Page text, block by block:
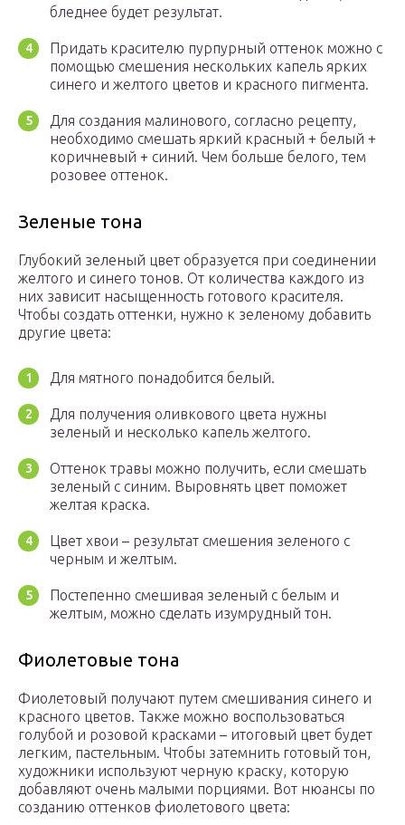
бледнее будет результат.
Придать красителю пурпурный оттенок можно с
помощью смешения нескольких капель ярких
синего и желтого цветов и красного пигмента.
Для создания малинового, согласно рецепту,
необходимо смешать яркий красный + белый +
коричневый + синий. Чем больше белого, тем
розовее оттенок.
Зеленые тона
Глубокий зеленый цвет образуется при соединении
желтого и синего тонов. От количества каждого из
них зависит насыщенность готового красителя.
Чтобы создать оттенки, нужно к зеленому добавить
другие цвета:
Для мятного понадобится белый.
Для получения оливкового цвета нужны
зеленый и несколько капель желтого.
Оттенок травы можно получить, если смешать
зеленый с синим. Выровнять цвет поможет
желтая краска.
Цвет хвои – результат смешения зеленого с
черным и желтым.
Постепенно смешивая зеленый с белым и
желтым, можно сделать изумрудный тон.
Фиолетовые тона
Фиолетовый получают путем смешивания синего и
красного цветов. Также можно воспользоваться
голубой и розовой красками – итоговый цвет будет
легким, пастельным. Чтобы затемнить готовый тон,
художники используют черную краску, которую
добавляют очень малыми порциями. Вот нюансы по
созданию оттенков фиолетового цвета: